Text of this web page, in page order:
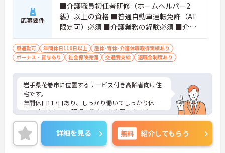
応募要件
■介護職員初任者研修（ホームヘルパー2
級）以上の資格 ■普通自動車運転免許（AT
限定可）必須 ■介護業務の経験必須 ■介護
職員実務者研修修了者や介護福祉士資格は
あれば尚可
車通勤可 年間休日110日以上
産休･育休･介護休暇取得実績あり
ボーナス・賞与あり
社会保険完備 交通費支給 退職金制度あり
岩手県花巻市に位置するサービス付き高齢者向け住
宅です。
年間休日117日あり、しっかり働いてしっかり休め
る、社員にとって理想の働き方を実現できます。
残業も少なめですので家庭と仕事の両立、プライベ
ートも充実出来ます。
ご興味をお持ちの方はお気軽にお問い合わせくださ
い。
詳細を見る 無料 紹介してもらう